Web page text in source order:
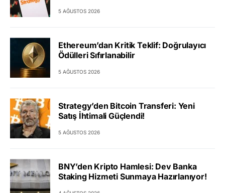
5 AĞUSTOS 2026
Ethereum’dan Kritik Teklif: Doğrulayıcı
Ödülleri Sıfırlanabilir
5 AĞUSTOS 2026
Strategy’den Bitcoin Transferi: Yeni
Satış İhtimali Güçlendi!
5 AĞUSTOS 2026
BNY’den Kripto Hamlesi: Dev Banka
Staking Hizmeti Sunmaya Hazırlanıyor!